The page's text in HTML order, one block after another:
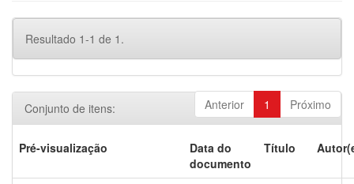
Resultado 1-1 de 1.
Anterior 1 Próximo
Conjunto de itens:
Pré-visualização
Data do
documento
Título